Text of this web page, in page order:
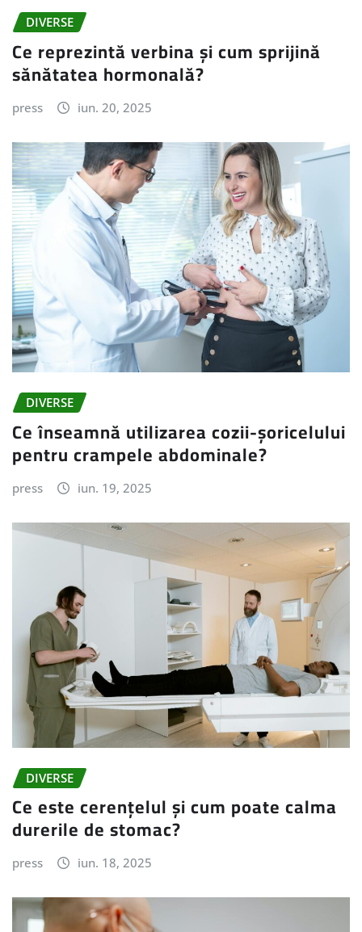
DIVERSE
Ce reprezintă verbina și cum sprijină
sănătatea hormonală?
press iun. 20, 2025
DIVERSE
Ce înseamnă utilizarea cozii-șoricelului
pentru crampele abdominale?
press iun. 19, 2025
DIVERSE
Ce este cerențelul și cum poate calma
durerile de stomac?
press iun. 18, 2025